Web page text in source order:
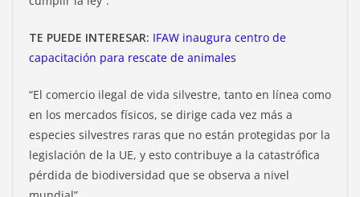
TE PUEDE INTERESAR: IFAW inaugura centro de
capacitación para rescate de animales
“El comercio ilegal de vida silvestre, tanto en línea como
en los mercados físicos, se dirige cada vez más a
especies silvestres raras que no están protegidas por la
legislación de la UE, y esto contribuye a la catastrófica
pérdida de biodiversidad que se observa a nivel